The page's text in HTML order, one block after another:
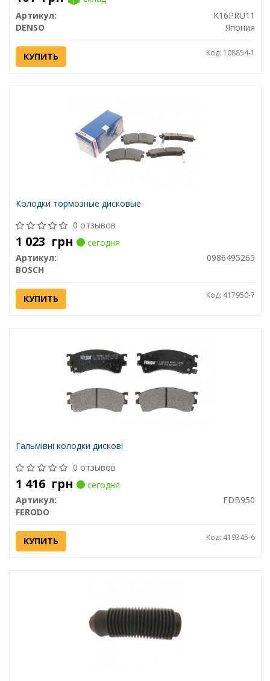
Артикул:
K16PRU11
DENSO
Япония
КУПИТЬ Код: 108854-1
Колодки тормозные дисковые
0 отзывов
1 023 грн
сегодня
Артикул:
0986495265
BOSCH
КУПИТЬ Код: 417950-7
Гальмівні колодки дискові
0 отзывов
1 416 грн
сегодня
Артикул:
FDB950
FERODO
КУПИТЬ Код: 419345-6